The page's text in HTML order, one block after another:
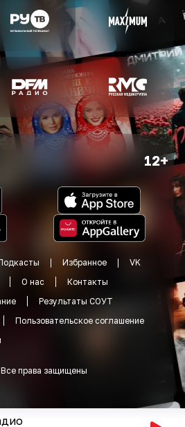
12+
Избранное
VK
О нас
Контакты
Результаты СОУТ
Пользовательское соглашение
Все права защищены